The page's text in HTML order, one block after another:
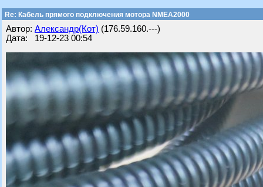
Re: Кабель прямого подключения мотора NMEA2000
Автор: Александр(Кот) (176.59.160.---)
Дата: 19-12-23 00:54